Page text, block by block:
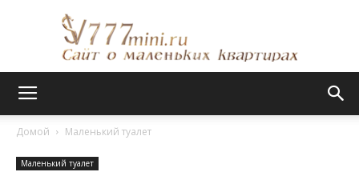
Домой Маленький туалет
Маленький туалет